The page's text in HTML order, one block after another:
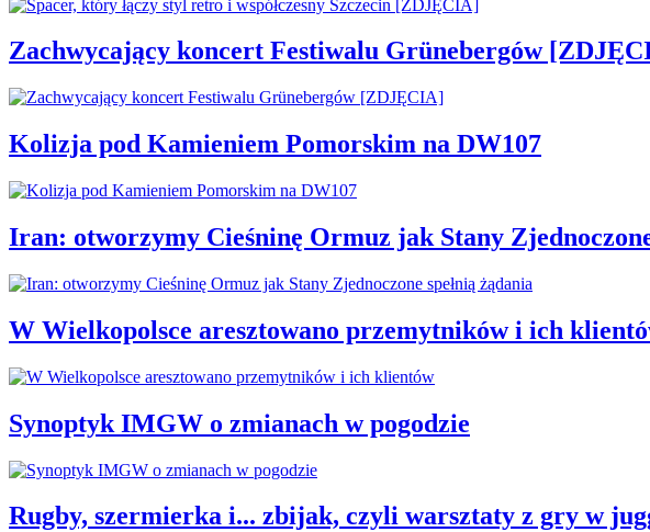
Zachwycający koncert Festiwalu Grünebergów
Kolizja pod Kamieniem Pomorskim na DW107
Iran: otworzymy Cieśninę Ormuz jak Stany
W Wielkopolsce aresztowano przemytników i ich
Synoptyk IMGW o zmianach w pogodzie
Rugby, szermierka i... zbijak, czyli warsztaty z gry w